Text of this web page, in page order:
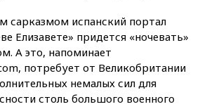
сарказмом испанский портал
Елизавете» придется «ночевать»
А это, напоминает
потребует от Великобритании
немалых сил для
столь большого военного